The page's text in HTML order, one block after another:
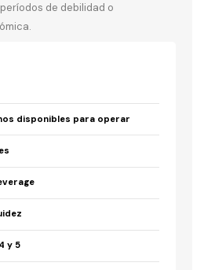
de debilidad o
disponibles para operar
y 5